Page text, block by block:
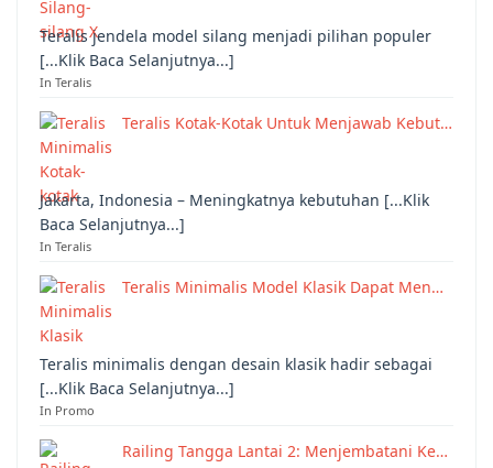
Teralis jendela model silang menjadi pilihan populer
[...Klik Baca Selanjutnya...]
In Teralis
Teralis Kotak-Kotak Untuk Menjawab Kebut…
Jakarta, Indonesia – Meningkatnya kebutuhan [...Klik
Baca Selanjutnya...]
In Teralis
Teralis Minimalis Model Klasik Dapat Men…
Teralis minimalis dengan desain klasik hadir sebagai
[...Klik Baca Selanjutnya...]
In Promo
Railing Tangga Lantai 2: Menjembatani Ke…